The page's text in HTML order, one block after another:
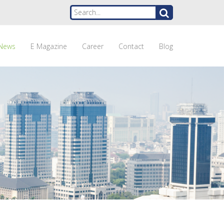
E Magazine Career Contact Blog